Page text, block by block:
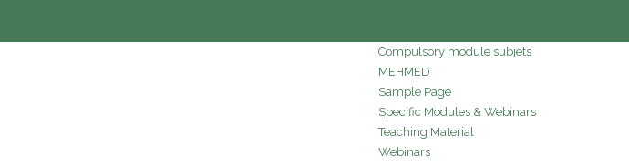
Compulsory module subjets
MEHMED
Sample Page
Specific Modules & Webinars
Teaching Material
Webinars